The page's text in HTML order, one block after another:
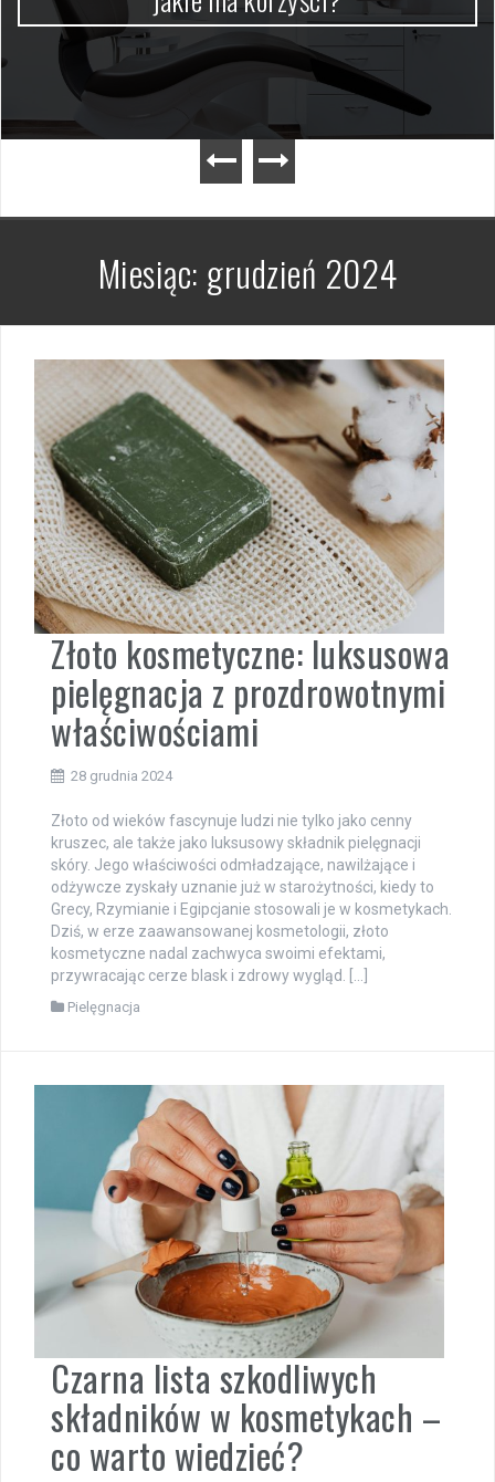
Miesiąc: grudzień 2024
Złoto kosmetyczne: luksusowa
pielęgnacja z prozdrowotnymi
właściwościami
28 grudnia 2024
Złoto od wieków fascynuje ludzi nie tylko jako cenny
kruszec, ale także jako luksusowy składnik pielęgnacji
skóry. Jego właściwości odmładzające, nawilżające i
odżywcze zyskały uznanie już w starożytności, kiedy to
Grecy, Rzymianie i Egipcjanie stosowali je w kosmetykach.
Dziś, w erze zaawansowanej kosmetologii, złoto
kosmetyczne nadal zachwyca swoimi efektami,
przywracając cerze blask i zdrowy wygląd. […]
Pielęgnacja
Czarna lista szkodliwych
składników w kosmetykach –
co warto wiedzieć?